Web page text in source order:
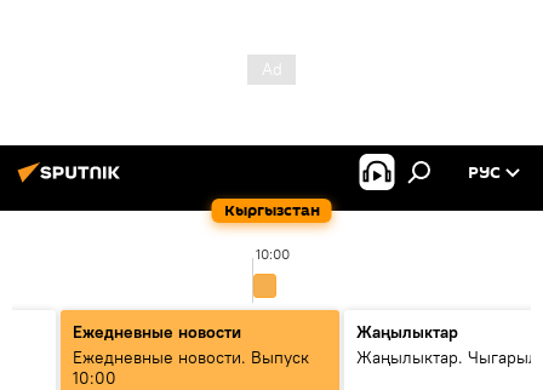
Кыргызстан
РУС
10:00
Ежедневные новости
Ежедневные новости. Выпуск
10:00
Жаңылыктар
Жаңылыктар.